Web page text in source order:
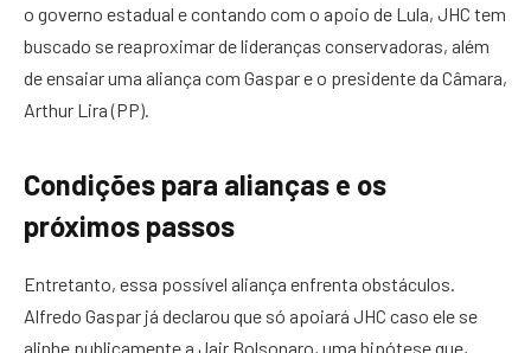
o governo estadual e contando com o apoio de Lula, JHC tem
buscado se reaproximar de lideranças conservadoras, além
de ensaiar uma aliança com Gaspar e o presidente da Câmara,
Arthur Lira (PP).
Condições para alianças e os
próximos passos
Entretanto, essa possível aliança enfrenta obstáculos.
Alfredo Gaspar já declarou que só apoiará JHC caso ele se
alinhe publicamente a Jair Bolsonaro, uma hipótese que,